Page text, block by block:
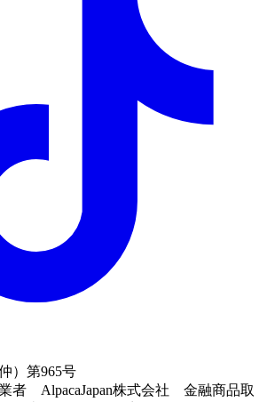
）第965号
者 AlpacaJapan株式会社 金融商品取